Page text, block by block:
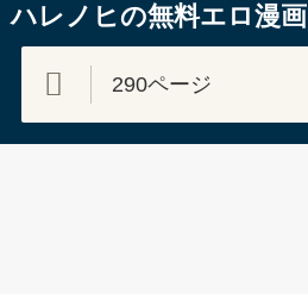
ハレノヒの無料エロ漫画
290ページ